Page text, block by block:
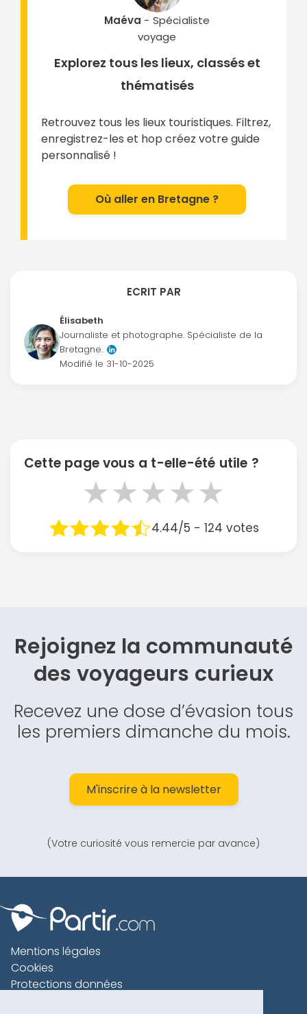
Maéva - Spécialiste
voyage
Explorez tous les lieux, classés et
thématisés
Retrouvez tous les lieux touristiques. Filtrez,
enregistrez-les et hop créez votre guide
personnalisé !
Où aller en Bretagne ?
ECRIT PAR
Élisabeth
Journaliste et photographe. Spécialiste de la
Bretagne.
Modifié le 31-10-2025
Cette page vous a t-elle-été utile ?
★
★
★
★
★
4.44/5 - 124 votes
Rejoignez la communauté
desvoyageurs curieux
Recevez une dose d’évasion tous
les premiers dimanche du mois.
M'inscrire à la newsletter
(Votre curiosité vous remercie par avance)
Mentions légales
Cookies
Protections données